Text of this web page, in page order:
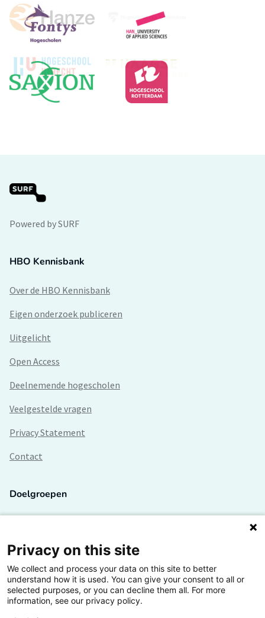
Powered by SURF
HBO Kennisbank
Over de HBO Kennisbank
Eigen onderzoek publiceren
Uitgelicht
Open Access
Deelnemende hogescholen
Veelgestelde vragen
Privacy Statement
Contact
Doelgroepen
Lectoren en onderzoekers
Bedrijven
Hogescholen
Privacy on this site
We collect and process your data on this site to better
understand how it is used. You can give your consent to all or
selected purposes, or you can decline them all. For more
information, see our privacy policy.